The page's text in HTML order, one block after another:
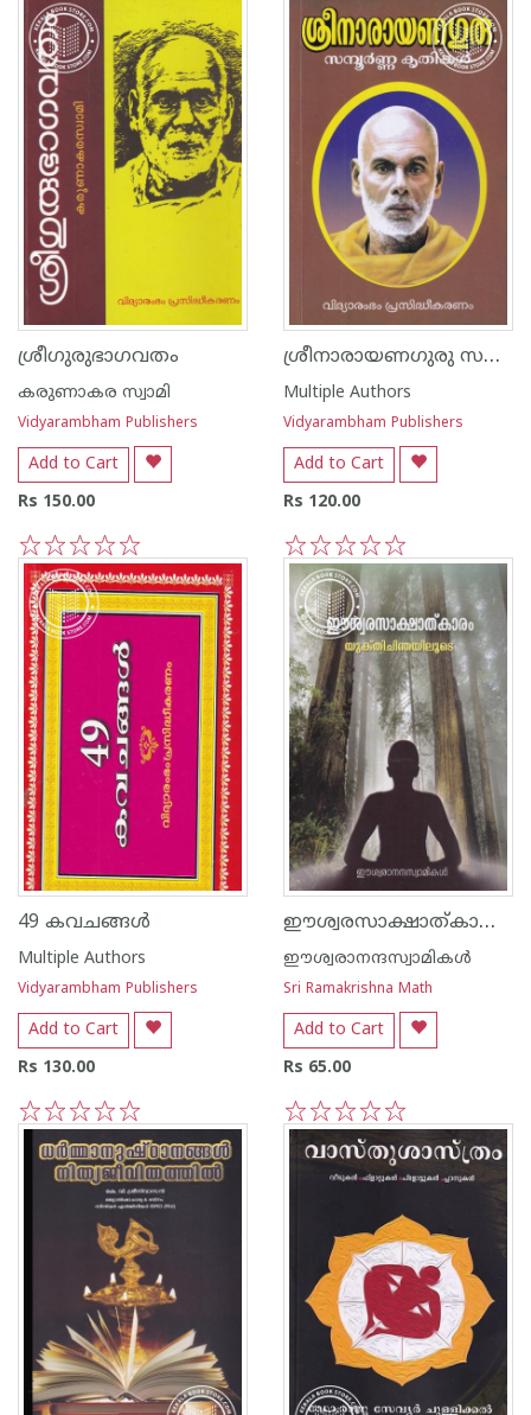
ശ്രീഗുരുഭാഗവതം
കരുണാകര സ്വാമി
Vidyarambham Publishers
Add to Cart
Rs 150.00
5
4
3
2
1
ശ്രീനാരായണഗുരു സമ്പൂര്‍ണ്ണ കൃതികള്‍
Multiple Authors
Vidyarambham Publishers
Add to Cart
Rs 120.00
5
4
3
2
1
49 കവചങ്ങള്‍
Multiple Authors
Vidyarambham Publishers
Add to Cart
Rs 130.00
5
4
3
2
1
ഈശ്വരസാക്ഷാത്കാരം യുക്തിചിന്തയിലൂടെ
ഈശ്വരാനന്ദസ്വാമികള്‍
Sri Ramakrishna Math
Add to Cart
Rs 65.00
5
4
3
2
1